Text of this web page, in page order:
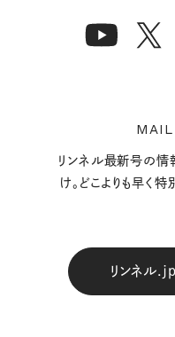
リンネル最新号の情
け。どこよりも早く
リンネル